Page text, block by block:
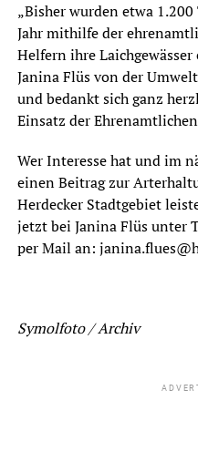
„Bisher wurden etwa
Jahr mithilfe der
Helfern ihre
Janina Flüs von der
und bedankt sich ganz
Einsatz der
Wer Interesse hat und im
einen Beitrag zur
Herdecker Stadtgebiet
jetzt bei Janina Flüs unter
per Mail an:
Symolfoto / Archiv